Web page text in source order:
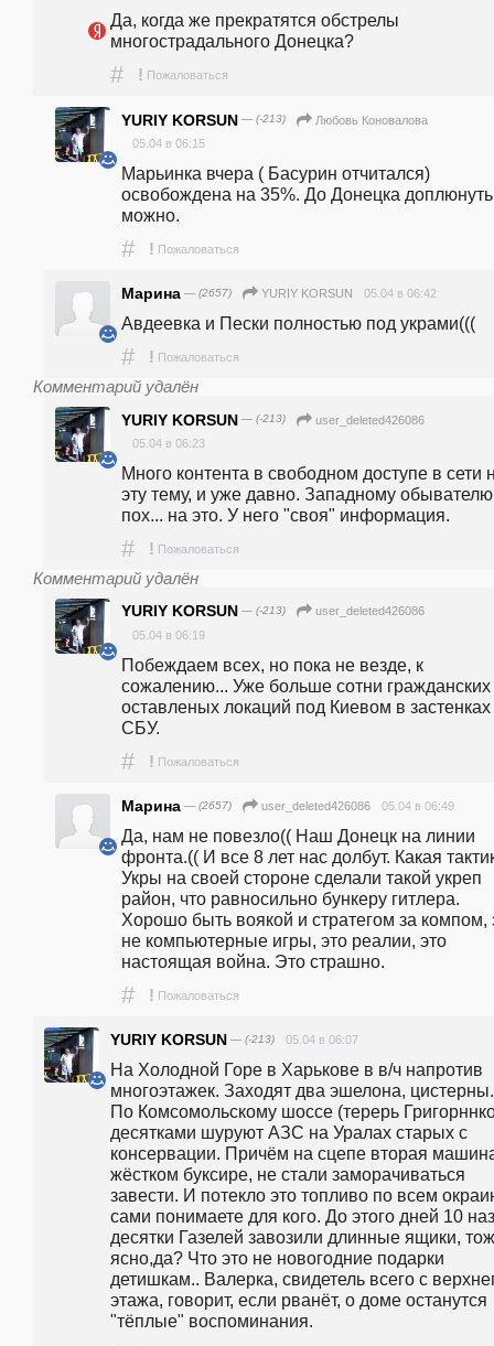
Да, когда же прекратятся обстрелы
многострадального Донецка?
# ! Пожаловаться
YURIY KORSUN — (-213)
Любовь Коновалова
05.04 в 06:15
Марьинка вчера ( Басурин отчитался)
освобождена на 35%. До Донецка доплюнуть
можно.
# ! Пожаловаться
Марина — (2657) YURIY KORSUN 05.04 в 06:42
Авдеевка и Пески полностью под украми(((
# ! Пожаловаться
Комментарий удалён
YURIY KORSUN — (-213)
user_deleted426086
05.04 в 06:23
Много контента в свободном доступе в сети
эту тему, и уже давно. Западному обывателю
пох... на это. У него "своя" информация.
# ! Пожаловаться
Комментарий удалён
YURIY KORSUN — (-213)
user_deleted426086
05.04 в 06:19
Побеждаем всех, но пока не везде, к
сожалению... Уже больше сотни гражданских
оставленых локаций под Киевом в застенках
СБУ.
# ! Пожаловаться
Марина — (2657) user_deleted426086 05.04 в 06:49
Да, нам не повезло(( Наш Донецк на линии
фронта.(( И все 8 лет нас долбут. Какая
Укры на своей стороне сделали такой укреп
район, что равносильно бункеру гитлера.
Хорошо быть воякой и стратегом за компом,
не компьютерные игры, это реалии, это
настоящая война. Это страшно.
# ! Пожаловаться
YURIY KORSUN — (-213) 05.04 в 06:07
На Холодной Горе в Харькове в в/ч напротив
многоэтажек. Заходят два эшелона,
По Комсомольскому шоссе (терерь
десятками шуруют АЗС на Уралах старых с
консервации. Причём на сцепе вторая
жёстком буксире, не стали заморачиваться
завести. И потекло это топливо по всем
сами понимаете для кого. До этого дней 10
десятки Газелей завозили длинные ящики,
ясно,да? Что это не новогодние подарки
детишкам.. Валерка, свидетель всего с
этажа, говорит, если рванёт, о доме останутся
"тёплые" воспоминания.